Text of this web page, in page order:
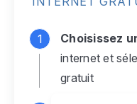
Choisissez
internet et
gratuit